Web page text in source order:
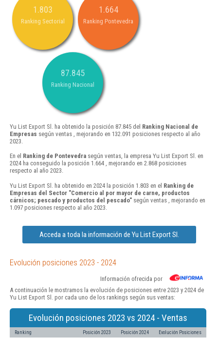
1.803
Ranking Sectorial
1.664
Ranking Pontevedra
87.845
Ranking Nacional
Yu List Export Sl. ha obtenido la posición 87.845 del Ranking Nacional de
Empresas según ventas , mejorando en 132.091 posiciones respecto al año
2023.
En el Ranking de Pontevedra según ventas, la empresa Yu List Export Sl. en
2024 ha conseguido la posición 1.664 , mejorando en 2.868 posiciones
respecto al año 2023.
Yu List Export Sl. ha obtenido en 2024 la posición 1.803 en el Ranking de
Empresas del Sector "Comercio al por mayor de carne, productos
cárnicos; pescado y productos del pescado" según ventas , mejorando en
1.097 posiciones respecto al año 2023.
Acceda a toda la información de Yu List Export Sl.
Evolución posiciones 2023 - 2024
Información ofrecida por
A continuación le mostramos la evolución de posiciones entre 2023 y 2024 de
Yu List Export Sl. por cada uno de los rankings según sus ventas:
Evolución posiciones 2023 vs 2024 - Ventas
Ranking Posición 2023 Posición 2024 Evolución Posiciones